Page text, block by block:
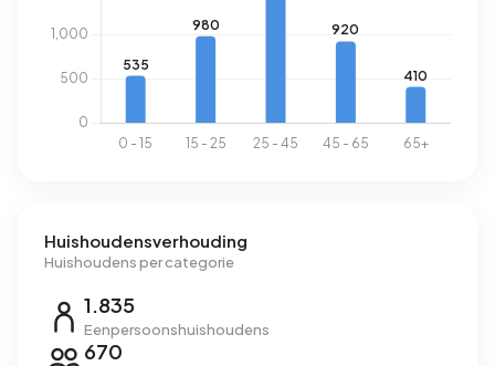
Huishoudensverhouding
Huishoudens per categorie
1.835
Eenpersoonshuishoudens
670